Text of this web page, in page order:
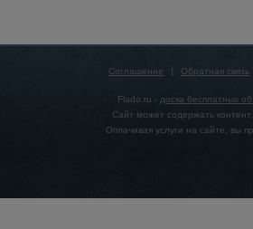
Соглашение | Обратная связь
Flado.ru - доска бесплатных
Сайт может содержать
Оплачивая услуги на сайте, вы